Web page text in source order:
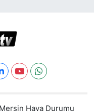
Mersin Hava Durumu